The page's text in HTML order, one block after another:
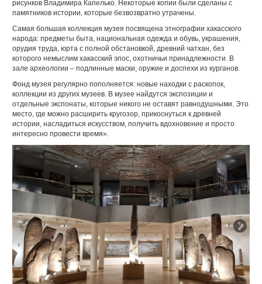
рисунков Владимира Капелько. Некоторые копии были сделаны с
памятников истории, которые безвозвратно утрачены.
Самая большая коллекция музея посвящена этнографии хакасского
народа: предметы быта, национальная одежда и обувь, украшения,
орудия труда, юрта с полной обстановкой, древний чатхан, без
которого немыслим хакасский эпос, охотничьи принадлежности. В
зале археологии – подлинные маски, оружие и доспехи из курганов.
Фонд музея регулярно пополняется: новые находки с раскопок,
коллекции из других музеев. В музее найдутся экспозиции и
отдельные экспонаты, которые никого не оставят равнодушными. Это
место, где можно расширить кругозор, прикоснуться к древней
истории, насладиться искусством, получить вдохновение и просто
интересно провести время».